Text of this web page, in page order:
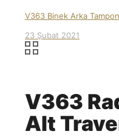
V363 Binek Arka
23 Şubat 2021
V363
Alt